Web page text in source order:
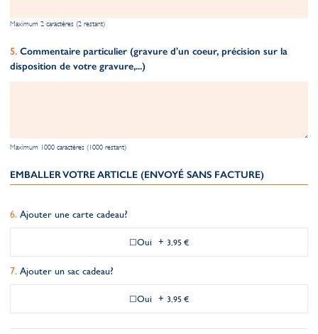
Maximum 2 caractères (2 restant)
Commentaire particulier (gravure d'un coeur, précision sur la
disposition de votre gravure,...)
Maximum 1000 caractères (1000 restant)
EMBALLER VOTRE ARTICLE (ENVOYÉ SANS FACTURE)
Ajouter une carte cadeau?
Oui + 3,95 €
Ajouter un sac cadeau?
Oui + 3,95 €